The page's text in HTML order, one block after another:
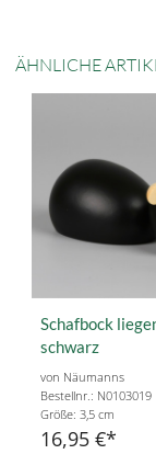
ÄHNLICHE
Schafbock
schwarz
von Näumanns
Bestellnr.: N0103019
Größe: 3,5 cm
16,95 €